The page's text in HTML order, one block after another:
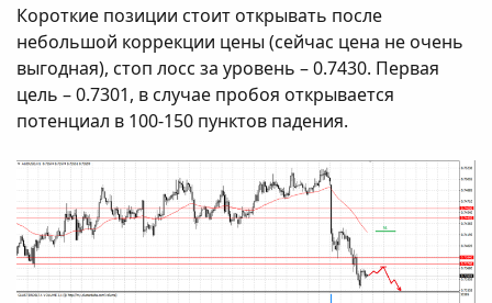
Короткие позиции стоит открывать после
небольшой коррекции цены (сейчас цена не очень
выгодная), стоп лосс за уровень – 0.7430. Первая
цель – 0.7301, в случае пробоя открывается
потенциал в 100-150 пунктов падения.